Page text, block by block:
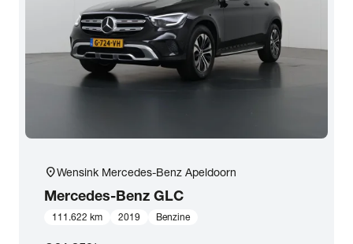
Carrosserie
Basiskleur
location_onWensink Mercedes-Benz Apeldoorn
Mercedes-Benz GLC
111.622 km 2019 Benzine